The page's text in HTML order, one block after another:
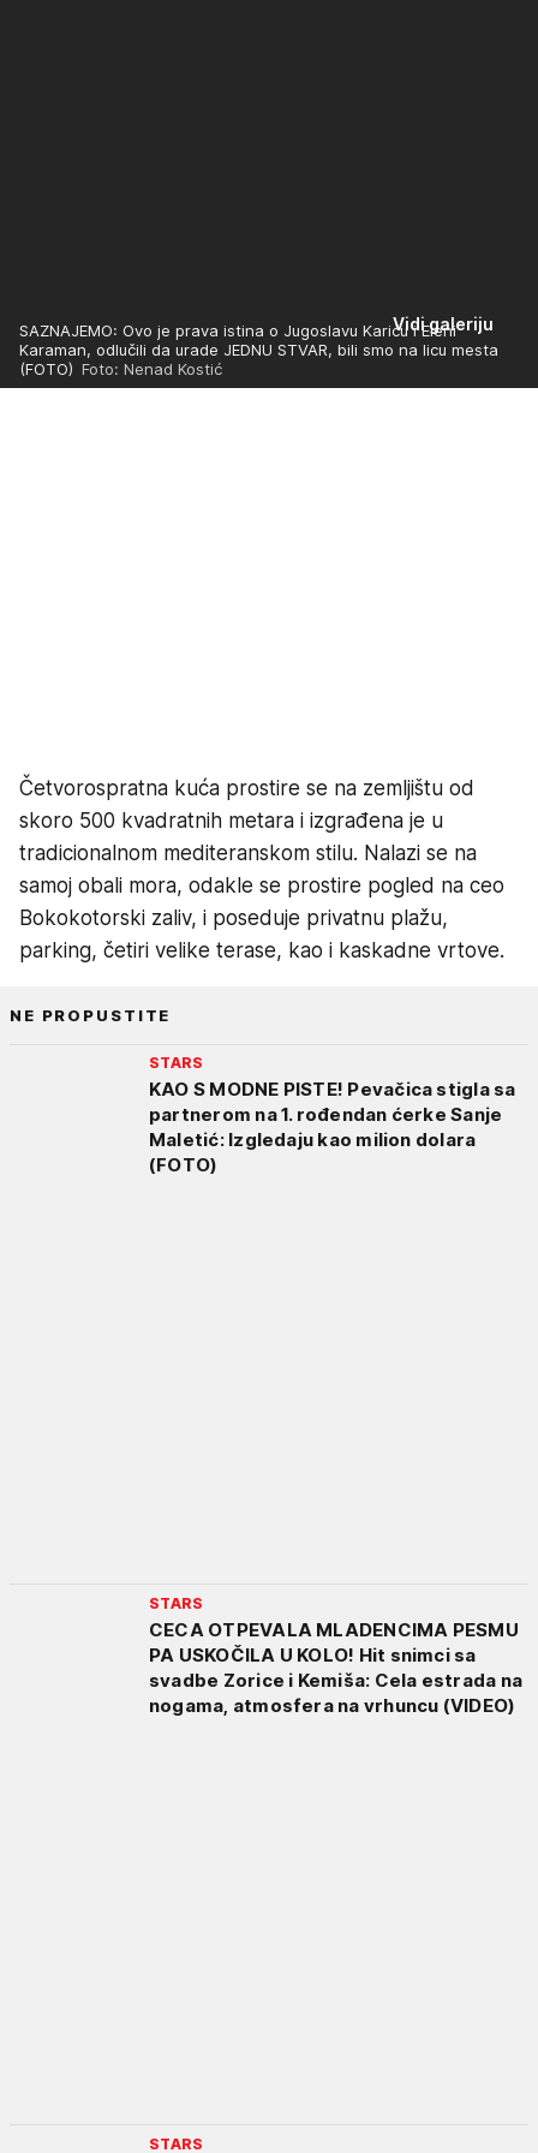
Vidi galeriju
SAZNAJEMO: Ovo je prava istina o Jugoslavu Kariću i Eleni
Karaman, odlučili da urade JEDNU STVAR, bili smo na licu mesta
(FOTO) Foto: Nenad Kostić
Četvorospratna kuća prostire se na zemljištu od
skoro 500 kvadratnih metara i izgrađena je u
tradicionalnom mediteranskom stilu. Nalazi se na
samoj obali mora, odakle se prostire pogled na ceo
Bokokotorski zaliv, i poseduje privatnu plažu,
parking, četiri velike terase, kao i kaskadne vrtove.
NE PROPUSTITE
STARS
KAO S MODNE PISTE! Pevačica stigla sa
partnerom na 1. rođendan ćerke Sanje
Maletić: Izgledaju kao milion dolara
(FOTO)
STARS
CECA OTPEVALA MLADENCIMA PESMU
PA USKOČILA U KOLO! Hit snimci sa
svadbe Zorice i Kemiša: Cela estrada na
nogama, atmosfera na vrhuncu (VIDEO)
STARS